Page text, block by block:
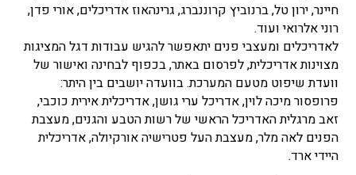
חיינר, ירון טל, ברנוביץ קרוננברג, גרינהאוז אדריכלים, אורי פדן,
רוני אלרואי ועוד.
לאדריכלים ומעצבי פנים יתאפשר להגיש עבודות דגל המציגות
מצוינות אדריכלית, לפרסום באתר, בכפוף לבחינה ואישור של
וועדת שיפוט מטעם המערכת. בוועדה יושבים בין היתר:
פרופסור מיכה לוין, אדריכל ערי גושן, אדריכלית אירית כוכבי,
זאב מרגלית האדריכל הראשי של רשות הטבע והגנים, מעצבת
הפנים לאה מלר, מעצבת העל פטרישיה אורקיולה, אדריכלית
היידי ארד.